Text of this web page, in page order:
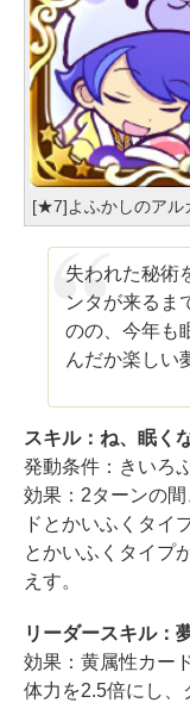
[★7]よふかしのアル
失われた秘術
ンタが来るま
のの、今年も
んだか楽し
スキル：ね、眠く
発動条件：きいろ
効果：2ターンの
ドとかいふくタイ
とかいふくタイプ
えす。
リーダースキル：
効果：黄属性カー
体力を2.5倍にし、